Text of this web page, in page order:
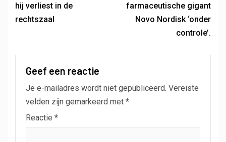
hij verliest in de
rechtszaal
farmaceutische gigant
Novo Nordisk ‘onder
controle’.
Geef een reactie
Je e-mailadres wordt niet gepubliceerd. Vereiste
velden zijn gemarkeerd met *
Reactie *